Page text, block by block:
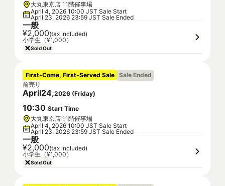
大丸東京店 11階催事場
April 4, 2026 10:00 JST Sale Start
April 23, 2026 23:59 JST Sale Ended
一般
¥2,000(tax included)
小学生（¥1,000）
Sold Out
First-Come, First-Served Sale Sale Ended
前売り
April24,2026 (Friday)
10:30 Start Time
大丸東京店 11階催事場
April 4, 2026 10:00 JST Sale Start
April 23, 2026 23:59 JST Sale Ended
一般
¥2,000(tax included)
小学生（¥1,000）
Sold Out